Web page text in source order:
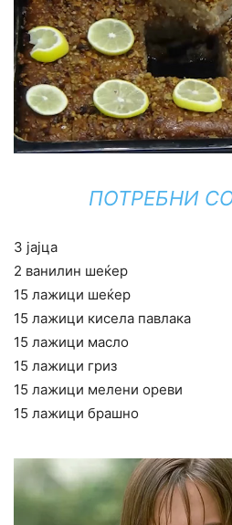
ПОТРЕБНИ
3 јајца
2 ванилин шеќер
15 лажици шеќер
15 лажици кисела павлака
15 лажици масло
15 лажици гриз
15 лажици мелени ореви
15 лажици брашно